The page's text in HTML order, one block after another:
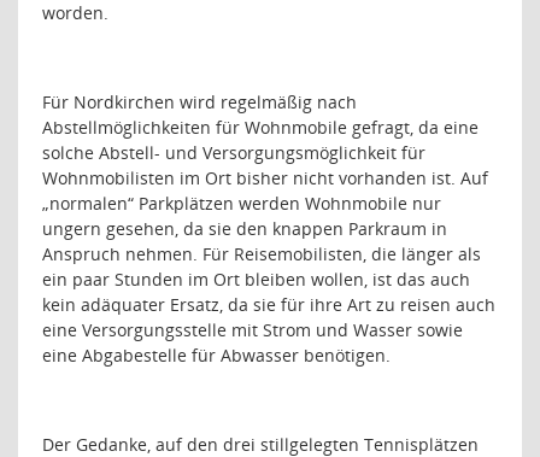
worden.
Für Nordkirchen wird regelmäßig nach
Abstellmöglichkeiten für Wohnmobile gefragt, da eine
solche Abstell- und Versorgungsmöglichkeit für
Wohnmobilisten im Ort bisher nicht vorhanden ist. Auf
„normalen“ Parkplätzen werden Wohnmobile nur
ungern gesehen, da sie den knappen Parkraum in
Anspruch nehmen. Für Reisemobilisten, die länger als
ein paar Stunden im Ort bleiben wollen, ist das auch
kein adäquater Ersatz, da sie für ihre Art zu reisen auch
eine Versorgungsstelle mit Strom und Wasser sowie
eine Abgabestelle für Abwasser benötigen.
Der Gedanke, auf den drei stillgelegten Tennisplätzen